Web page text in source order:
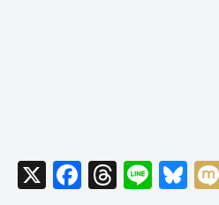
X
F
T
Li
Bl